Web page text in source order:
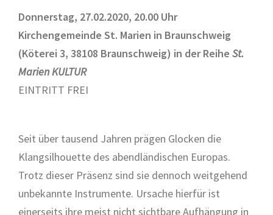
Donnerstag, 27.02.2020, 20.00 Uhr
Kirchengemeinde St. Marien in Braunschweig
(Köterei 3, 38108 Braunschweig) in der Reihe St.
Marien KULTUR
EINTRITT FREI
Seit über tausend Jahren prägen Glocken die
Klangsilhouette des abendländischen Europas.
Trotz dieser Präsenz sind sie dennoch weitgehend
unbekannte Instrumente. Ursache hierfür ist
einerseits ihre meist nicht sichtbare Aufhängung in